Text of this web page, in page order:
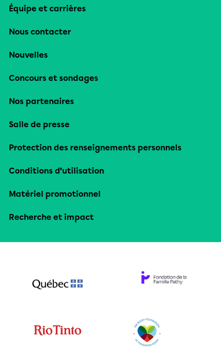
Équipe et carrières
Nous contacter
Nouvelles
Concours et sondages
Nos partenaires
Salle de presse
Protection des renseignements personnels
Conditions d’utilisation
Matériel promotionnel
Recherche et impact